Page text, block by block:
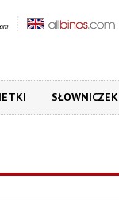
SŁOWNICZEK